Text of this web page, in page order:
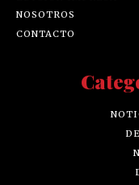
NOSOTROS
CONTACTO